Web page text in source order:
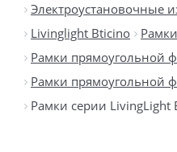
Электроустановочные
Livinglight Bticino
Рамки прямоугольной
Рамки прямоугольной
Рамки серии LivingLight